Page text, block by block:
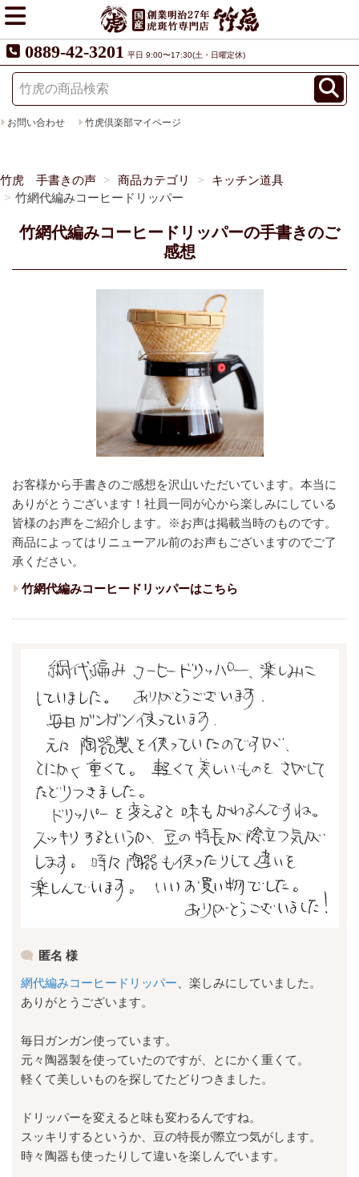
0889-42-3201 平日 9:00〜17:30(土・日曜定休)
お問い合わせ 竹虎倶楽部マイページ
竹虎 手書きの声 商品カテゴリ
キッチン道具
竹網代編みコーヒードリッパー
竹網代編みコーヒードリッパーの手書きのご
感想
お客様から手書きのご感想を沢山いただいています。本当に
ありがとうございます！ 社員一同が心から楽しみにしている
皆様のお声をご紹介します。
※お声は掲載当時のものです。
商品によってはリニューアル前のお声もございますのでご了
承ください。
竹網代編みコーヒードリッパーはこちら
匿名 様
網代編みコーヒードリッパー、楽しみにしていました。
ありがとうございます。
毎日ガンガン使っています。
元々陶器製を使っていたのですが、とにかく重くて。
軽くて美しいものを探してたどりつきました。
ドリッパーを変えると味も変わるんですね。
スッキリするというか、豆の特長が際立つ気がします。
時々陶器も使ったりして違いを楽しんでいます。